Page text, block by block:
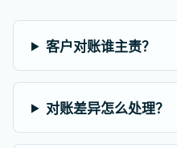
客户对账谁主责？
对账差异怎么处理？